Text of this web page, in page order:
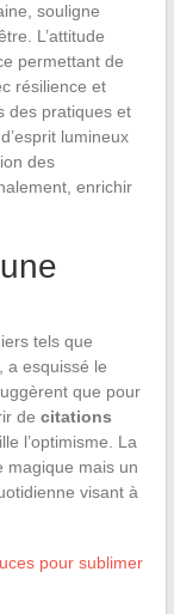
souligne
L’attitude
permettant de
résilience et
des pratiques et
lumineux
des
enrichir
tels que
a esquissé le
que pour
de citations
l’optimisme. La
magique mais un
visant à
pour sublimer